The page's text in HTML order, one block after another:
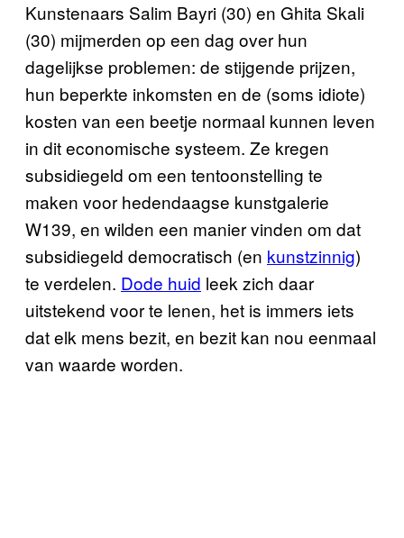
Kunstenaars Salim Bayri (30) en Ghita Skali
(30) mijmerden op een dag over hun
dagelijkse problemen: de stijgende prijzen,
hun beperkte inkomsten en de (soms idiote)
kosten van een beetje normaal kunnen leven
in dit economische systeem. Ze kregen
subsidiegeld om een tentoonstelling te
maken voor hedendaagse kunstgalerie
W139, en wilden een manier vinden om dat
subsidiegeld democratisch (en kunstzinnig)
te verdelen. Dode huid leek zich daar
uitstekend voor te lenen, het is immers iets
dat elk mens bezit, en bezit kan nou eenmaal
van waarde worden.